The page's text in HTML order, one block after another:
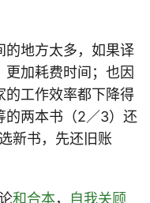
的地方太多，如果译
加耗费时间；也因
的工作效率都下降得
的两本书（2／3）还
新书，先还旧账
和合本，
自我关顾